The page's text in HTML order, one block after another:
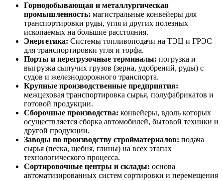
Горнодобывающая и металлургическая
промышленность: магистральные конвейеры для
транспортировки руды, угля и других полезных
ископаемых на большие расстояния.
Энергетика: Системы топливоподачи на ТЭЦ и ГРЭС
для транспортировки угля и торфа.
Порты и перегрузочные терминалы: погрузка и
выгрузка сыпучих грузов (зерна, удобрений, руды) с
судов и железнодорожного транспорта.
Крупные производственные предприятия:
межцеховая транспортировка сырья, полуфабрикатов и
готовой продукции.
Сборочные производства: конвейеры, вдоль которых
осуществляется сборка автомобилей, бытовой техники и
другой продукции.
Заводы по производству стройматериалов: подача
сырья (песка, щебня, глины) на всех этапах
технологического процесса.
Сортировочные центры и склады: основа
автоматизированных систем сортировки и перемещения